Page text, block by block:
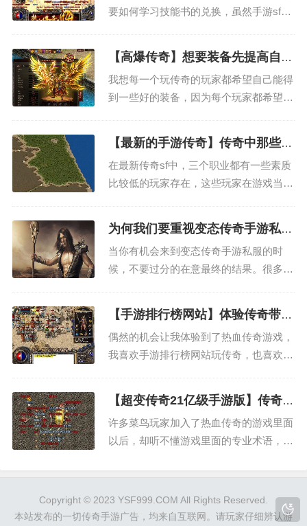
要如何学习技能书的兑换，虽然手游sf传
说我们选择的职业是不一样的，所以需要
兑换的技能书也略有区别，如果我们在传
奇中选择的是法师职...
【高爆传奇】想要装备先提高自己
的等级
我想每一个玩传奇的玩家都希望自己能得
到一些好的装备，因为每个玩家都希望自
对于装备的需求是非常高的，可以说装备
完全就是战士这个职业的灵魂，因为本身
战士这个职业就必须要有很...
【最新的手游传奇】传奇中那些令
人憎恶的玩家
在最新传奇sf中，三个职业都有一些素质
比较低的玩家存在，这些玩家在游戏当中
里面那些比较讨人厌的玩家。 我刚进入
到传奇的时候，跑出新手村，正准备去郊
外打怪的时候，就被战...
为何我们要重视变态传奇手游私服
整个的过程
当你有机会来到变态传奇手游私服的时
候，不要过分的在意最终的结果。很多时
过程中，他们可能并没有关注到这些，所
以直接就影响到了最终的事情，这一点需
要大家都及时的去了解，否则...
【手游排行榜网站】体验传奇带给
我的温暖回忆
偶然的机会让我体验到了热血传奇游戏，
我喜欢手游排行榜网站玩传奇，也喜欢一
特殊，我喜欢待在家里，自己一个人沉浸
在游戏的气氛里面，有一天，我被一个朋
友拉去网吧，无意间看到有...
【超变传奇21亿级手游版】传奇中
的专业术语小知识
许多菜鸟玩家加入了热血传奇的游戏里面
以后，却听不懂游戏里面的专业术语，对
体验度，从而致使玩家对游戏失去兴趣。
大家在打怪后常常听到有人大喊爆装备
Copyright © 2023 YSF999.COM All Rights Reserved.
本站发布的一切传奇手游广告，均来自互联网。请玩家仔细辨认游